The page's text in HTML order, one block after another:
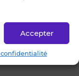
Accepter